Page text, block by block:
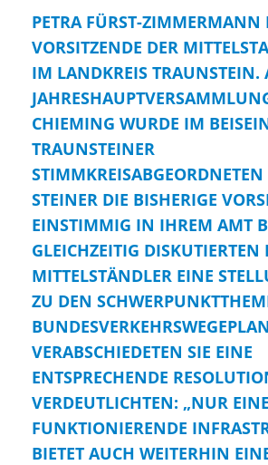
PETRA FÜRST-ZIMMERMANN
VORSITZENDE DER
IM LANDKREIS TRAUNSTEIN.
CHIEMING WURDE IM
TRAUNSTEINER
STEINER DIE BISHERIGE
EINSTIMMIG IN IHREM AMT
GLEICHZEITIG DISKUTIERTEN
MITTELSTÄNDLER EINE
ZU DEN
VERABSCHIEDETEN SIE EINE
ENTSPRECHENDE
VERDEUTLICHTEN: „NUR EINE
FUNKTIONIERENDE
BIETET AUCH WEITERHIN